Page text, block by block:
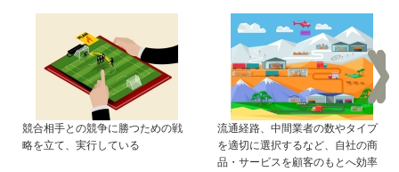
競合相手との競争に勝つための戦
略を立て、実行している
流通経路、中間業者の数やタイプ
を適切に選択するなど、自社の商
品・サービスを顧客のもとへ効率